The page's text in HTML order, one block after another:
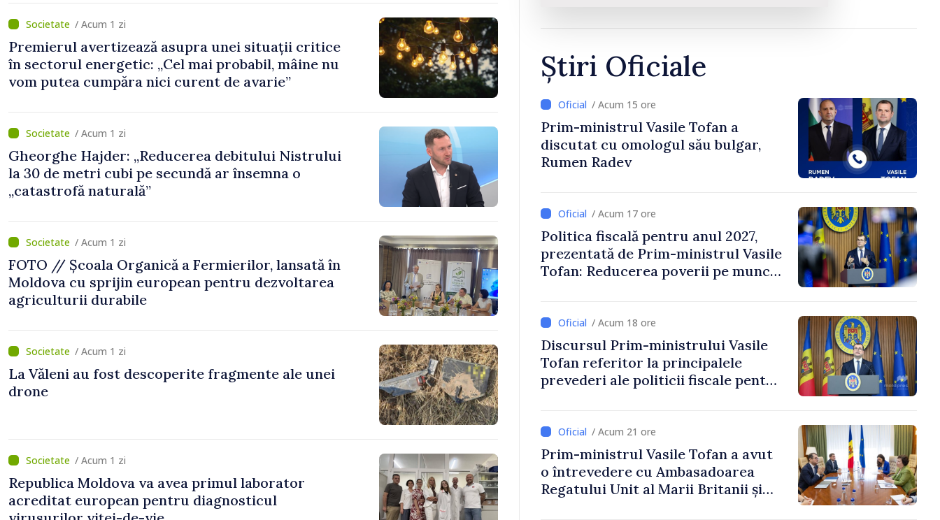
/ Acum 1 zi
Premierul avertizează asupra unei situații critice
în sectorul energetic: „Cel mai probabil, mâine nu
vom putea cumpăra nici curent de avarie”
/ Acum 1 zi
Gheorghe Hajder: „Reducerea debitului Nistrului
la 30 de metri cubi pe secundă ar însemna o
„catastrofă naturală”
/ Acum 1 zi
FOTO // Școala Organică a Fermierilor, lansată în
Moldova cu sprijin european pentru dezvoltarea
agriculturii durabile
/ Acum 1 zi
La Văleni au fost descoperite fragmente ale unei
drone
/ Acum 1 zi
Republica Moldova va avea primul laborator
acreditat european pentru diagnosticul
Știri Oficiale
/ Acum 15 ore
Prim-ministrul Vasile Tofan a
discutat cu omologul său bulgar,
Rumen Radev
/ Acum 17 ore
Politica fiscală pentru anul 2027,
prezentată de Prim-ministrul Vasile
Tofan: Reducerea poverii pe muncă,
/ Acum 18 ore
Discursul Prim-ministrului Vasile
Tofan referitor la principalele
prevederi ale politicii fiscale pentru
/ Acum 21 ore
Prim-ministrul Vasile Tofan a avut
o întrevedere cu Ambasadoarea
Regatului Unit al Marii Britanii și